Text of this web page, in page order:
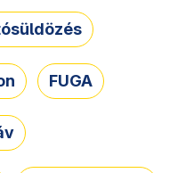
FUGA